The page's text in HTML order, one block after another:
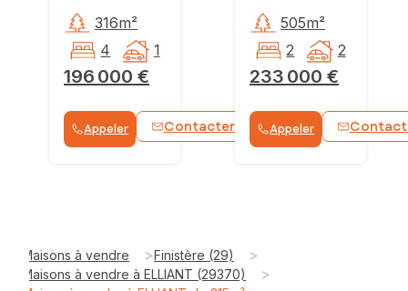
196 000 €
316m²
4
1
Appeler Contacter WhatsApp
233 000 €
505m²
2
2
Appeler
Maisons à vendre >Finistère (29) >
Maisons à vendre à ELLIANT (29370) >